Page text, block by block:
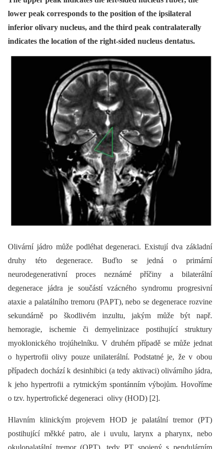
lower peak corresponds to the position of the ipsilateral
inferior olivary nucleus, and the third peak contralaterally
indicates the location of the right-sided nucleus dentatus.
Olivární jádro může podléhat degeneraci. Existují dva základní
druhy této degenerace. Buďto se jedná o primární
neurodegenerativní proces neznámé příčiny a bilaterální
degenerace jádra je součástí vzácného syndromu progresivní
ataxie a palatálního tremoru (PAPT), nebo se degenerace rozvine
sekundárně po škodlivém inzultu, jakým může být např.
hemoragie, ischemie či demyelinizace postihující struktury
myoklonického trojúhelníku. V druhém případě se může jednat
o hypertrofii olivy pouze unilaterální. Podstatné je, že v obou
případech dochází k desinhibici (a tedy aktivaci) olivárního jádra,
k jeho hypertrofii a rytmickým spontánním výbojům. Hovoříme
o tzv. hypertrofické degeneraci olivy (HOD) [2].
Hlavním klinickým projevem HOD je palatální tremor (PT)
postihující měkké patro, ale i uvulu, larynx a pharynx, nebo
okulopalatální tremor (OPT), tedy PT spojený s pen­dulárním